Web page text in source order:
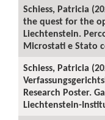
Schiess, Patricia
the quest for the
Liechtenstein.
Microstati e Stato
Schiess, Patricia
Research Poster.
Liechtenstein-